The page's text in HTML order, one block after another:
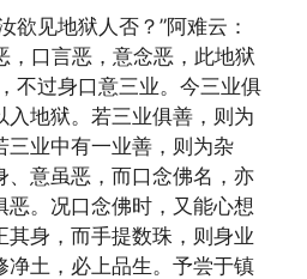
欲见地狱人否？”阿难云：
，口言恶，意念恶，此地狱
不过身口意三业。今三业俱
入地狱。若三业俱善，则为
三业中有一业善，则为杂
、意虽恶，而口念佛名，亦
恶。况口念佛时，又能心想
其身，而手提数珠，则身业
净土，必上品生。予尝于镇